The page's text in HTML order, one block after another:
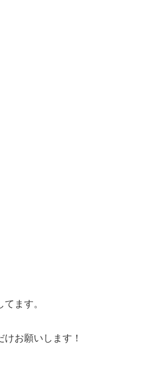
てます。
お願いします！